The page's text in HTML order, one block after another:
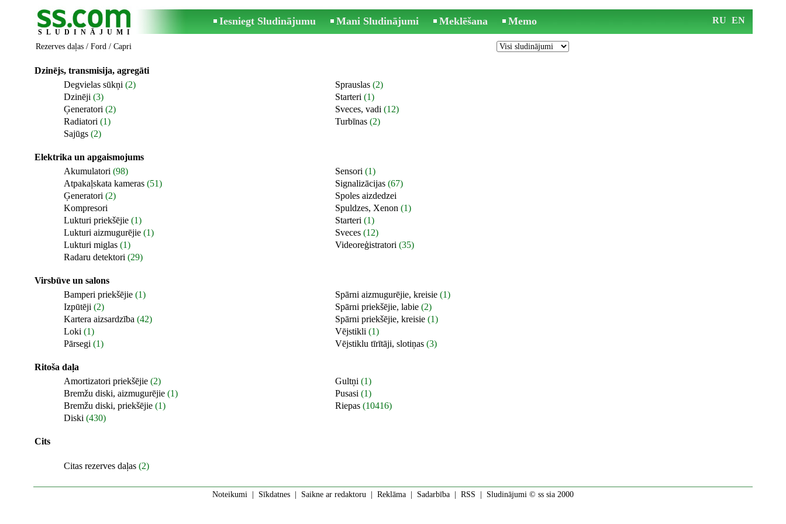
SLUDINĀJUMI
Iesniegt Sludinājumu Mani Sludinājumi Meklēšana Memo RU EN
Rezerves daļas / Ford / Capri
Dzinējs, transmisija, agregāti
Degvielas sūkņi (2)
Dzinēji (3)
Ģeneratori (2)
Radiatori (1)
Sajūgs (2)
Sprauslas (2)
Starteri (1)
Sveces, vadi (12)
Turbīnas (2)
Elektrika un apgaismojums
Akumulatori (98)
Atpakaļskata kameras (51)
Ģeneratori (2)
Kompresori
Lukturi priekšējie (1)
Lukturi aizmugurējie (1)
Lukturi miglas (1)
Radaru detektori (29)
Sensori (1)
Signalizācijas (67)
Spoles aizdedzei
Spuldzes, Xenon (1)
Starteri (1)
Sveces (12)
Videoreģistratori (35)
Virsbūve un salons
Bamperi priekšējie (1)
Izpūtēji (2)
Kartera aizsardzība (42)
Loki (1)
Pārsegi (1)
Spārni aizmugurējie, kreisie (1)
Spārni priekšējie, labie (2)
Spārni priekšējie, kreisie (1)
Vējstikli (1)
Vējstiklu tīrītāji, slotiņas (3)
Ritoša daļa
Amortizatori priekšējie (2)
Bremžu diski, aizmugurējie (1)
Bremžu diski, priekšējie (1)
Diski (430)
Gultņi (1)
Pusasi (1)
Riepas (10416)
Cits
Citas rezerves daļas (2)
Noteikumi Sīkdatnes Saikne ar redaktoru Reklāma Sadarbība RSS | Sludinājumi © ss sia 2000